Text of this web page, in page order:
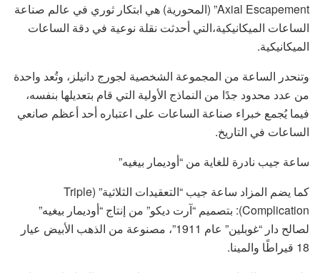
Axial Escapement” (المحورية) هي ابتكار ثوري في عالم صناعة
الساعات الميكانيكية،التي أحدثت نقلة نوعية في دقة الساعات
الميكانيكية.
وتنحدر الساعة من المجموعة الشخصية لجورج دانيلز، وتُعد واحدة
من عدد محدود جدًا من النماذج الأولية التي قام بتعديلها بنفسه،
فيما يُجمع خبراء صناعة الساعات على اعتباره أحد أعظم صانعي
الساعات في التاريخ.
ساعة جيب نادرة للغاية من “أوديمار بيغيه”
كما يضم المزاد ساعة جيب “التعقيدات الثلاثية” (Triple
Complication): بتصميم “آرت ديكو” من إنتاج “أوديمار بيغيه”
لصالح دار “غوبلين” عام 1911”، مصنوعة من الذهب الأبيض عيار
18 قيراطًا والمينا.